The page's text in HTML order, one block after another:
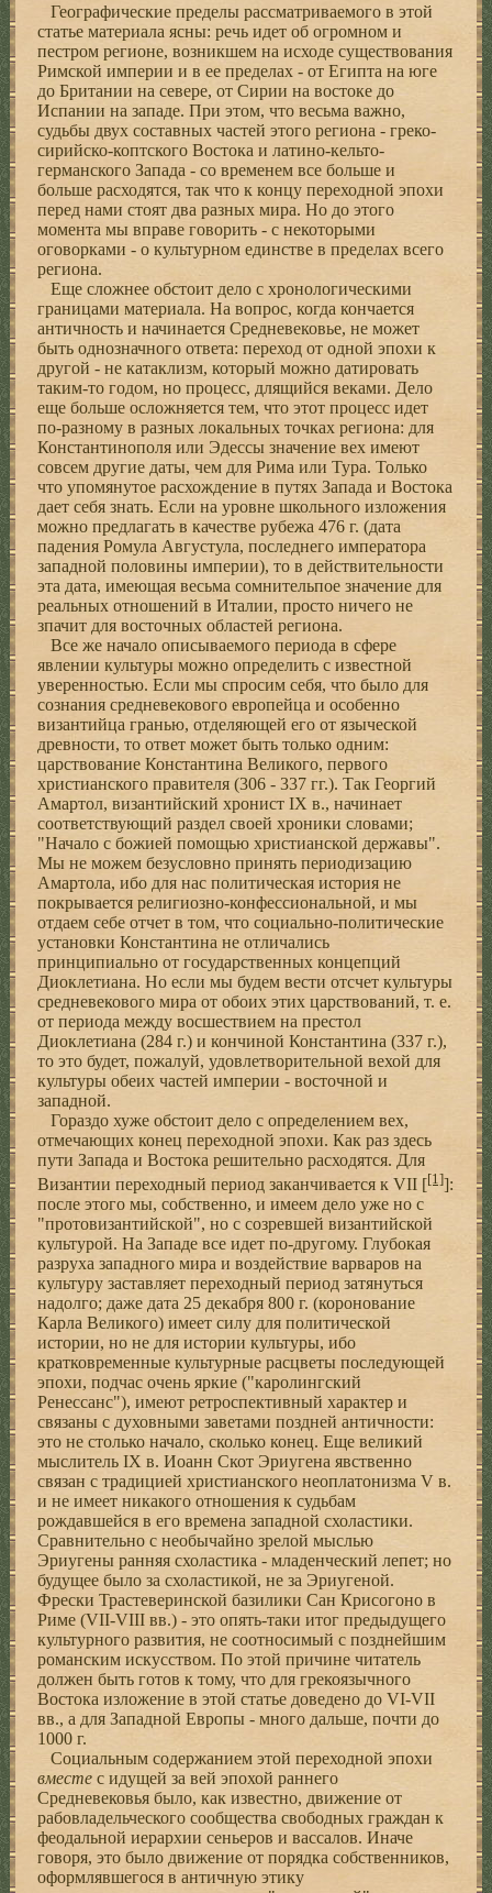
Географические пределы рассматриваемого в этой
статье материала ясны: речь идет об огромном и
пестром регионе, возникшем на исходе существования
Римской империи и в ее пределах - от Египта на юге
до Британии на севере, от Сирии на востоке до
Испании на западе. При этом, что весьма важно,
судьбы двух составных частей этого региона - греко-
сирийско-коптского Востока и латино-кельто-
германского Запада - со временем все больше и
больше расходятся, так что к концу переходной эпохи
перед нами стоят два разных мира. Но до этого
момента мы вправе говорить - с некоторыми
оговорками - о культурном единстве в пределах всего
региона.
Еще сложнее обстоит дело с хронологическими
границами материала. На вопрос, когда кончается
античность и начинается Средневековье, не может
быть однозначного ответа: переход от одной эпохи к
другой - не катаклизм, который можно датировать
таким-то годом, но процесс, длящийся веками. Дело
еще больше осложняется тем, что этот процесс идет
по-разному в разных локальных точках региона: для
Константинополя или Эдессы значение вех имеют
совсем другие даты, чем для Рима или Тура. Только
что упомянутое расхождение в путях Запада и Востока
дает себя знать. Если на уровне школьного изложения
можно предлагать в качестве рубежа 476 г. (дата
падения Ромула Августула, последнего императора
западной половины империи), то в действительности
эта дата, имеющая весьма сомнительпое значение для
реальных отношений в Италии, просто ничего не
зпачит для восточных областей региона.
Все же начало описываемого периода в сфере
явлении культуры можно определить с известной
уверенностью. Если мы спросим себя, что было для
сознания средневекового европейца и особенно
византийца гранью, отделяющей его от языческой
древности, то ответ может быть только одним:
царствование Константина Великого, первого
христианского правителя (306 - 337 гг.). Так Георгий
Амартол, византийский хронист IX в., начинает
соответствующий раздел своей хроники словами;
"Начало с божией помощью христианской державы".
Мы не можем безусловно принять периодизацию
Амартола, ибо для нас политическая история не
покрывается религиозно-конфессиональной, и мы
отдаем себе отчет в том, что социально-политические
установки Константина не отличались
принципиально от государственных концепций
Диоклетиана. Но если мы будем вести отсчет культуры
средневекового мира от обоих этих царствований, т. е.
от периода между восшествием на престол
Диоклетиана (284 г.) и кончиной Константина (337 г.),
то это будет, пожалуй, удовлетворительной вехой для
культуры обеих частей империи - восточной и
западной.
Гораздо хуже обстоит дело с определением вех,
отмечающих конец переходной эпохи. Как раз здесь
пути Запада и Востока решительно расходятся. Для
Византии переходный период заканчивается к VII [[1]]:
после этого мы, собственно, и имеем дело уже но с
"протовизантийской", но с созревшей византийской
культурой. На Западе все идет по-другому. Глубокая
разруха западного мира и воздействие варваров на
культуру заставляет переходный период затянуться
надолго; даже дата 25 декабря 800 г. (коронование
Карла Великого) имеет силу для политической
истории, но не для истории культуры, ибо
кратковременные культурные расцветы последующей
эпохи, подчас очень яркие ("каролингский
Ренессанс"), имеют ретроспективный характер и
связаны с духовными заветами поздней античности:
это не столько начало, сколько конец. Еще великий
мыслитель IX в. Иоанн Скот Эриугена явственно
связан с традицией христианского неоплатонизма V в.
и не имеет никакого отношения к судьбам
рождавшейся в его времена западной схоластики.
Сравнительно с необычайно зрелой мыслью
Эриугены ранняя схоластика - младенческий лепет; но
будущее было за схоластикой, не за Эриугеной.
Фрески Трастеверинской базилики Сан Крисогоно в
Риме (VII-VIII вв.) - это опять-таки итог предыдущего
культурного развития, не соотносимый с позднейшим
романским искусством. По этой причине читатель
должен быть готов к тому, что для грекоязычного
Востока изложение в этой статье доведено до VI-VII
вв., а для Западной Европы - много дальше, почти до
1000 г.
Социальным содержанием этой переходной эпохи
вместе с идущей за вей эпохой раннего
Средневековья было, как известно, движение от
рабовладельческого сообщества свободных граждан к
феодальной иерархии сеньеров и вассалов. Иначе
говоря, это было движение от порядка собственников,
оформлявшегося в античную этику